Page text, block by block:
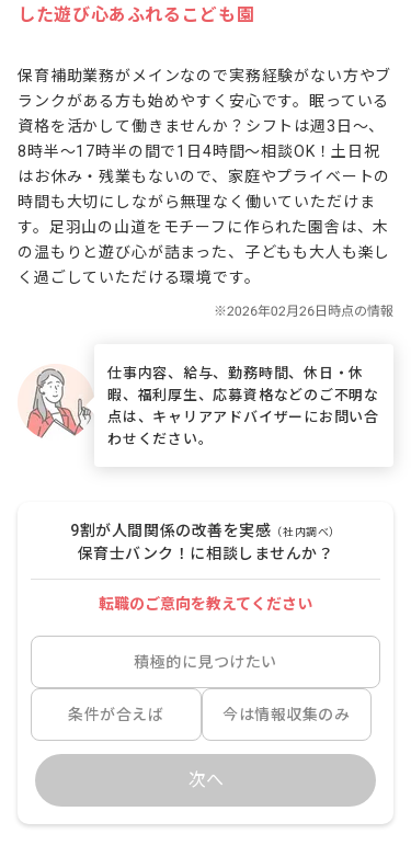
した遊び心あふれるこども園
保育補助業務がメインなので実務経験がない方やブ
ランクがある方も始めやすく安心です。眠っている
資格を活かして働きませんか？シフトは週3日～、
8時半～17時半の間で1日4時間～相談OK！土日祝
はお休み・残業もないので、家庭やプライベートの
時間も大切にしながら無理なく働いていただけま
す。足羽山の山道をモチーフに作られた園舎は、木
の温もりと遊び心が詰まった、子どもも大人も楽し
く過ごしていただける環境です。
仕事内容、給与、勤務時間、休日・休
暇、福利厚生、応募資格などのご不明な
点は、キャリアアドバイザーにお問い合
わせください。
9割が人間関係の改善を実感 （社内調べ）
保育士バンク！に相談しませんか？
転職のご意向を教えてください
積極的に見つけたい
条件が合えば 今は情報収集のみ
次へ